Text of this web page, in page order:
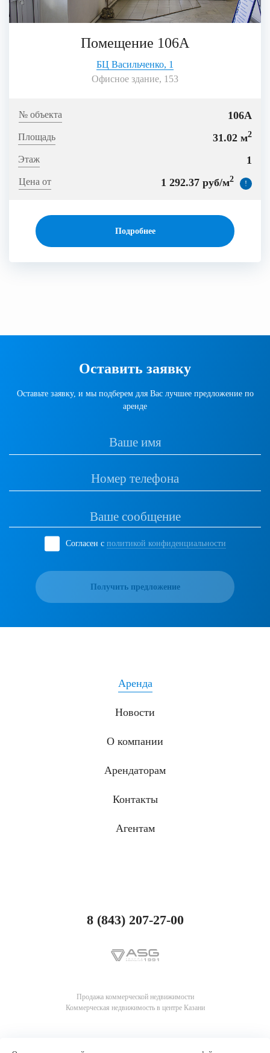
Помещение 106А
БЦ Васильченко, 1
Офисное здание, 153
106А
31.02 м2
1
1 292.37 руб/м2 !
Подробнее
Оставить заявку
Оставьте заявку, и мы подберем для Вас лучшее предложение по
аренде
Согласен с политикой конфиденциальности
Получить предложение
Аренда
Новости
О компании
Арендаторам
Контакты
Агентам
8 (843) 207-27-00
Продажа коммерческой недвижимости
Коммерческая недвижимость в центре Казани